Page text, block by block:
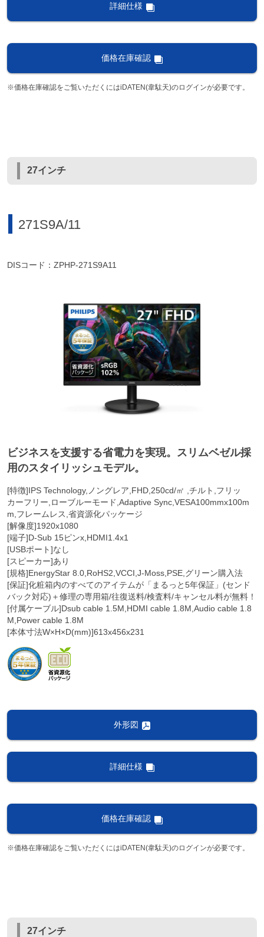
詳細仕様
価格在庫確認
※価格在庫確認をご覧いただくにはiDATEN(韋駄天)のログインが必要です。
27インチ
271S9A/11
DISコード：ZPHP-271S9A11
ビジネスを支援する省電力を実現。スリムベゼル採
用のスタイリッシュモデル。
[特徴]IPS Technology,ノングレア,FHD,250cd/㎡ ,チルト,フリッ
カーフリー,ローブルーモード,Adaptive Sync,VESA100mmx100m
m,フレームレス,省資源化パッケージ
[解像度]1920x1080
[端子]D-Sub 15ピンx,HDMI1.4x1
[USBポート]なし
[スピーカー]あり
[規格]EnergyStar 8.0,RoHS2,VCCI,J-Moss,PSE,グリーン購入法
[保証]化粧箱内のすべてのアイテムが「まるっと5年保証」(センド
バック対応)＋修理の専用箱/往復送料/検査料/キャンセル料が無料！
[付属ケーブル]Dsub cable 1.5M,HDMI cable 1.8M,Audio cable 1.8
M,Power cable 1.8M
[本体寸法W×H×D(mm)]613x456x231
外形図
詳細仕様
価格在庫確認
※価格在庫確認をご覧いただくにはiDATEN(韋駄天)のログインが必要です。
27インチ